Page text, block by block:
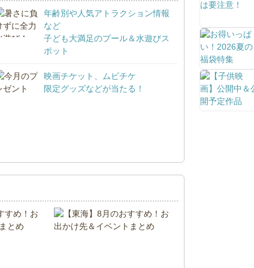
年齢別や人気アトラクション情報
など
子ども大満足のプール＆水遊びス
ポット
映画チケット、ムビチケ
限定グッズなどが当たる！